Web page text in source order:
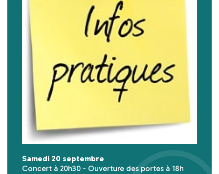
Samedi 20 septembre
Concert à 20h30 - Ouverture des portes à 18h